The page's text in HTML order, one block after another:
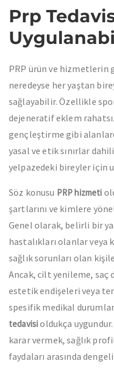
Prp
PRP ürün ve hizmetlerin
neredeyse her yaştan
sağlayabilir. Özellikle
dejeneratif eklem
gençleştirme gibi
yasal ve etik sınırlar
yelpazedeki bireyler için
Söz konusu PRP hizmeti
şartlarını ve kimlere
Genel olarak, belirli bir
hastalıkları olanlar veya
sağlık sorunları olan
Ancak, cilt yenileme,
estetik endişeleri veya
spesifik medikal
tedavisioldukça
karar vermek, sağlık
faydaları arasında